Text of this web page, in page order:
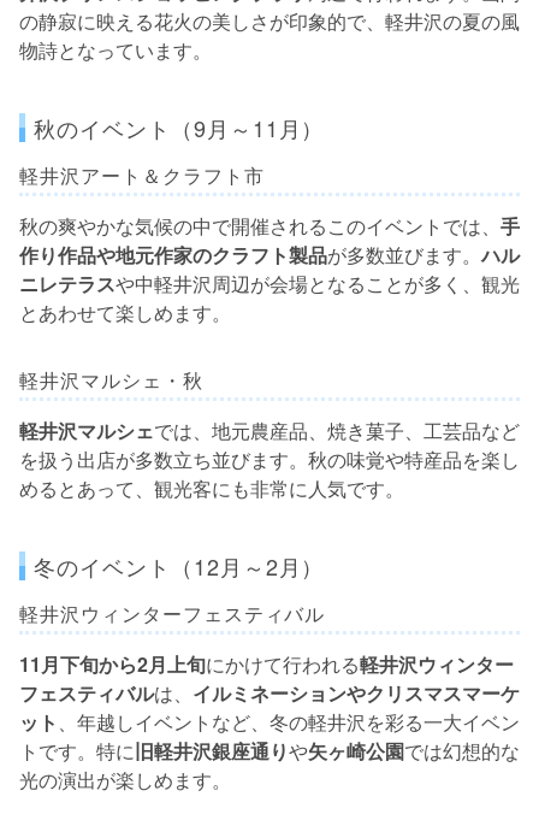
の静寂に映える花火の美しさが印象的で、軽井沢の夏の風
物詩となっています。
秋のイベント（9月～11月）
軽井沢アート＆クラフト市
秋の爽やかな気候の中で開催されるこのイベントでは、 手
作り作品や地元作家のクラフト製品が多数並びます。ハル
ニレテラスや中軽井沢周辺が会場となることが多く、観光
とあわせて楽しめます。
軽井沢マルシェ・秋
軽井沢マルシェでは、地元農産品、焼き菓子、工芸品など
を扱う出店が多数立ち並びます。秋の味覚や特産品を楽し
めるとあって、観光客にも非常に人気です。
冬のイベント（12月～2月）
軽井沢ウィンターフェスティバル
11月下旬から2月上旬にかけて行われる軽井沢ウィンター
フェスティバルは、 イルミネーションやクリスマスマーケ
ット 、年越しイベントなど、冬の軽井沢を彩る一大イベン
トです。特に旧軽井沢銀座通りや矢ヶ崎公園では幻想的な
光の演出が楽しめます。